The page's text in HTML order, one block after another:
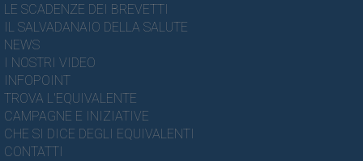
LE SCADENZE DEI BREVETTI
IL SALVADANAIO DELLA SALUTE
NEWS
I NOSTRI VIDEO
INFOPOINT
TROVA L'EQUIVALENTE
CAMPAGNE E INIZIATIVE
CHE SI DICE DEGLI EQUIVALENTI
CONTATTI